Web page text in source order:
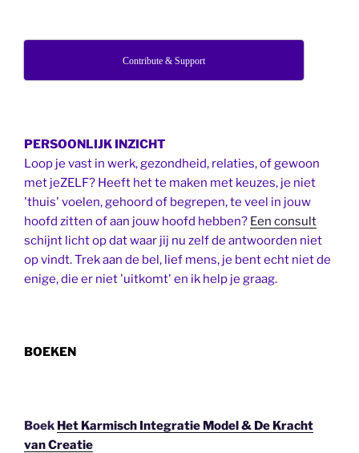
Contribute & Support
PERSOONLIJK INZICHT
Loop je vast in werk, gezondheid, relaties, of gewoon
met jeZELF? Heeft het te maken met keuzes, je niet
'thuis' voelen, gehoord of begrepen, te veel in jouw
hoofd zitten of aan jouw hoofd hebben? Een consult
schijnt licht op dat waar jij nu zelf de antwoorden niet
op vindt. Trek aan de bel, lief mens, je bent echt niet de
enige, die er niet 'uitkomt' en ik help je graag.
BOEKEN
Boek Het Karmisch Integratie Model & De Kracht
van Creatie